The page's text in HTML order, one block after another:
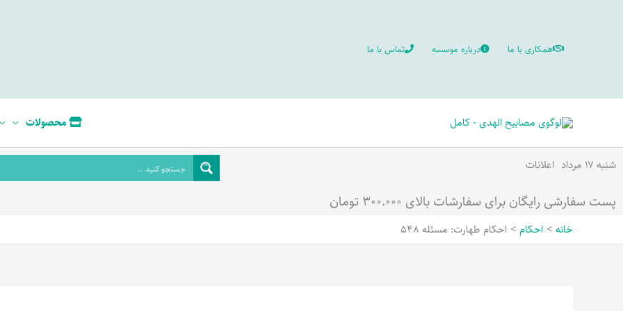
همکاری با ما درباره موسسه تماس با ما
محصولات
شنبه ۱۷ مرداد اعلانات
پست سفارشی رایگان برای سفارشات بالای ۳۰۰.۰۰۰ تومان
خانه احکام احکام طهارت: مسئله 548